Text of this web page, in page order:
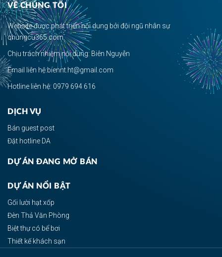
VỀ CHÚNG TÔI
Website được phát triển nội dung bởi đội ngũ nhân sự
chungcu365.com.
Chịu trách nhiệm nội dung: Biên Nguyễn
Email liên hệ:biennt.ht@gmail.com
Hotline liên hệ: 0979 694 616
DỊCH VỤ
Bán guest post
Đặt hotline DA
DỰ ÁN ĐANG MỞ BÁN
DỰ ÁN NỔI BẬT
Gối lười hạt xốp
Đèn Thả Văn Phòng
Biệt thự có bể bơi
Thiết kế khách sạn